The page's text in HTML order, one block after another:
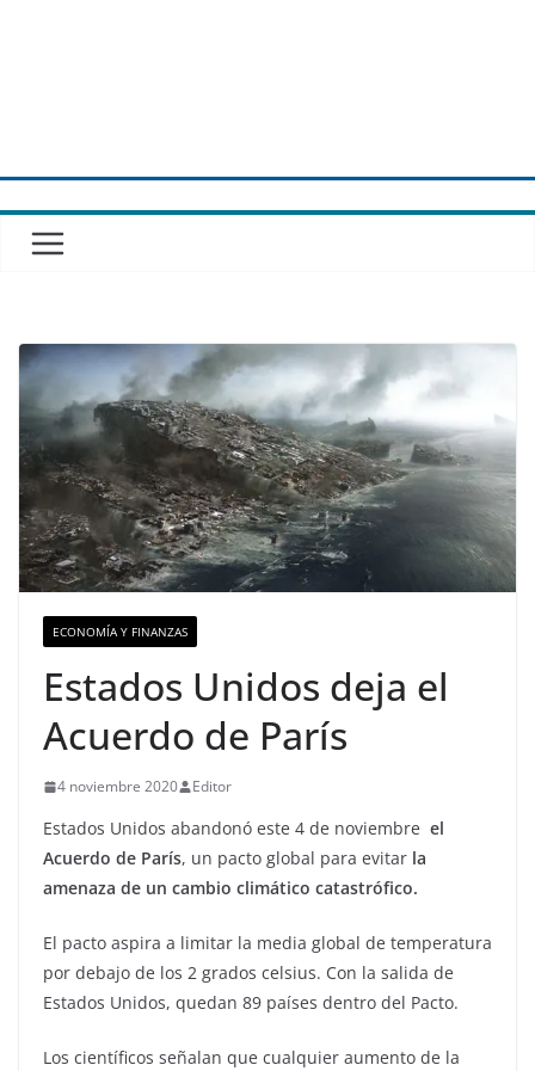
ECONOMÍA Y FINANZAS
Estados Unidos deja el
Acuerdo de París
4 noviembre 2020 Editor
Estados Unidos abandonó este 4 de noviembre el
Acuerdo de París, un pacto global para evitar la
amenaza de un cambio climático catastrófico.
El pacto aspira a limitar la media global de temperatura
por debajo de los 2 grados celsius. Con la salida de
Estados Unidos, quedan 89 países dentro del Pacto.
Los científicos señalan que cualquier aumento de la